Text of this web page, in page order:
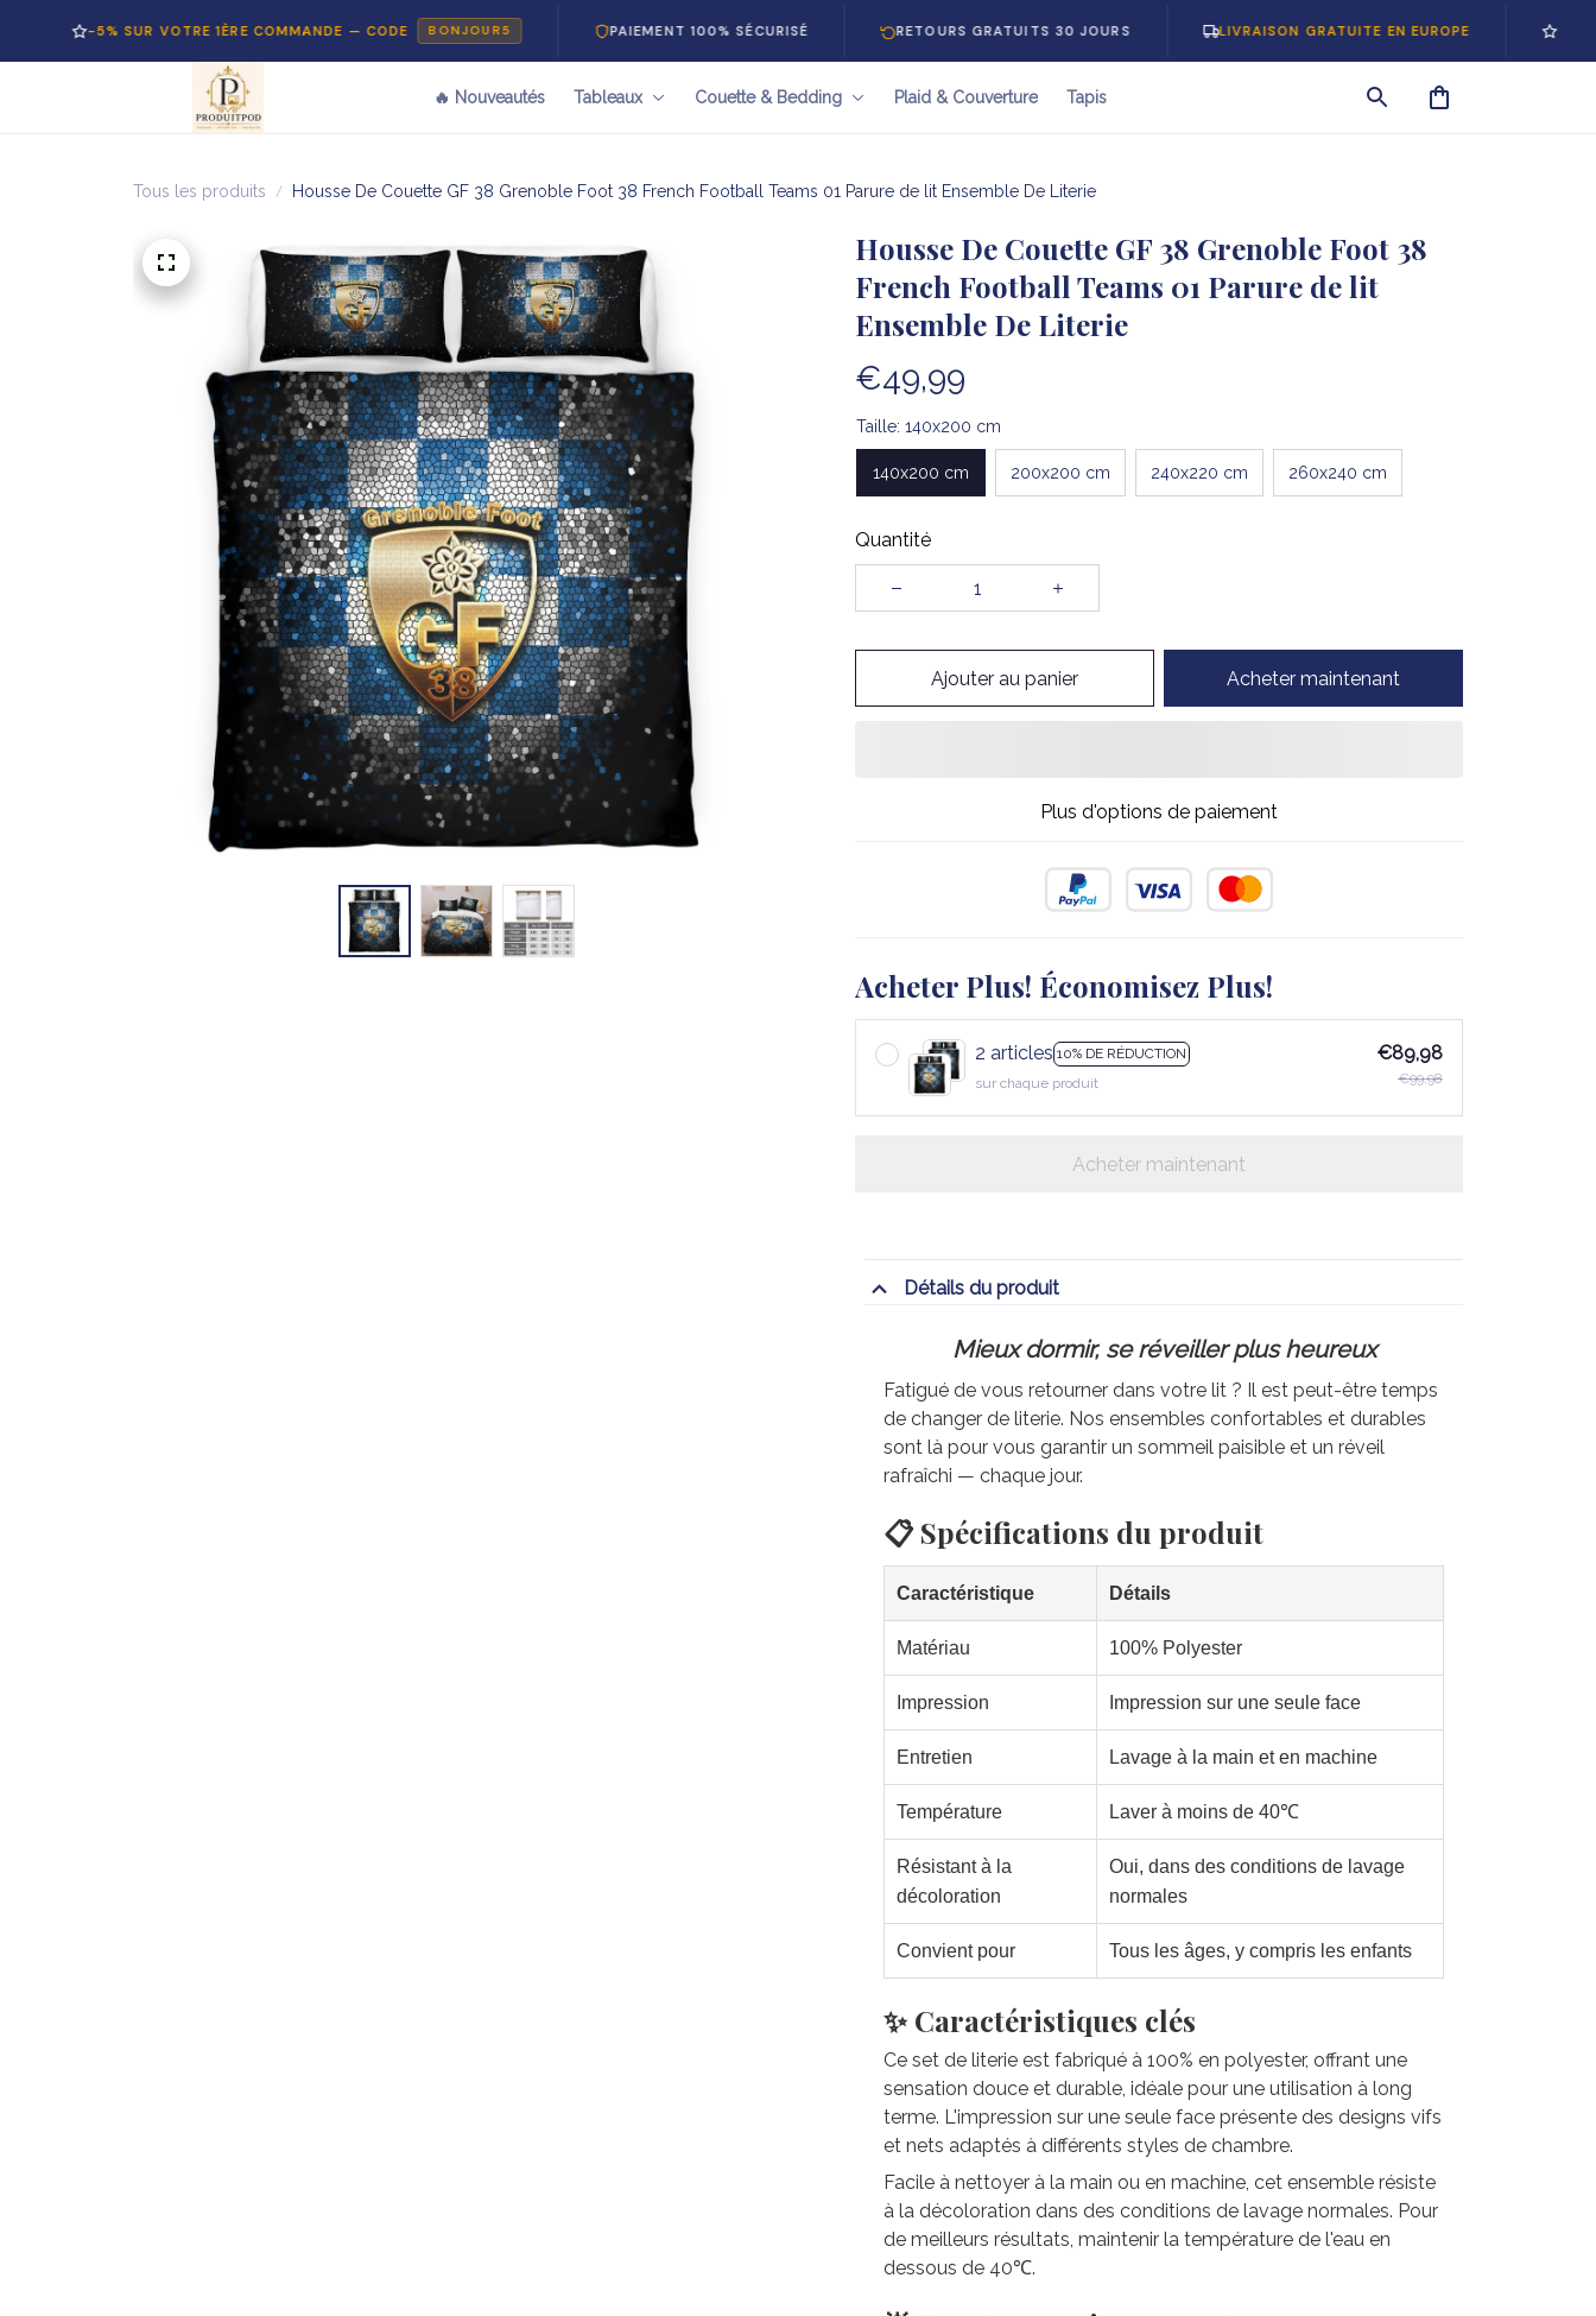
-5% SUR VOTRE 1ÈRE COMMANDE — CODE BONJOUR5 PAIEMENT 100% SÉCURISÉ RETOURS GRATUITS 30 JOURS LIVRAISON GRATUITE EN EUROPE -5% SUR
🔥 Nouveautés Tableaux Couette & Bedding Plaid & Couverture Tapis
Tous les produits Housse De Couette GF 38 Grenoble Foot 38 French Football Teams 01 Parure de lit Ensemble De Literie
Housse De Couette GF 38 Grenoble Foot 38
French Football Teams 01 Parure de lit
Ensemble De Literie
€49,99
Taille: 140x200 cm
140x200 cm 200x200 cm 240x220 cm 260x240 cm
Quantité
Ajouter au panier Acheter maintenant
Plus d'options de paiement
Acheter Plus! Économisez Plus!
2 articles 10% DE RÉDUCTION
sur chaque produit
€89,98
€99,98
Acheter maintenant
Détails du produit
Mieux dormir, se réveiller plus heureux
Fatigué de vous retourner dans votre lit ? Il est peut-être temps
de changer de literie. Nos ensembles confortables et durables
sont là pour vous garantir un sommeil paisible et un réveil
rafraîchi — chaque jour.
📋 Spécifications du produit
Caractéristique Détails
Matériau 100% Polyester
Impression Impression sur une seule face
Entretien Lavage à la main et en machine
Température Laver à moins de 40℃
Résistant à la
décoloration
Oui, dans des conditions de lavage
normales
Convient pour Tous les âges, y compris les enfants
✨ Caractéristiques clés
Ce set de literie est fabriqué à 100% en polyester, offrant une
sensation douce et durable, idéale pour une utilisation à long
terme. L'impression sur une seule face présente des designs vifs
et nets adaptés à différents styles de chambre.
Facile à nettoyer à la main ou en machine, cet ensemble résiste
à la décoloration dans des conditions de lavage normales. Pour
de meilleurs résultats, maintenir la température de l'eau en
dessous de 40℃.